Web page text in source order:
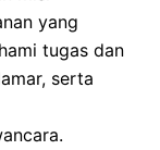
yang
tugas dan
serta